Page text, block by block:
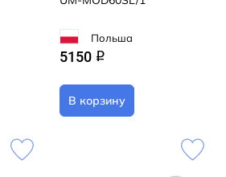
Польша
5150 q
В корзину